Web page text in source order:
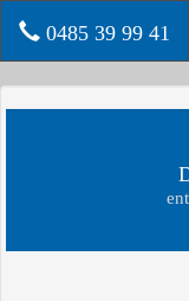
0485 39 99 41